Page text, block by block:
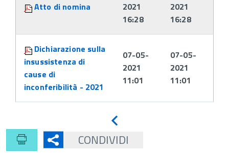
Atto di nomina
2021
16:28
2021
16:28
Dichiarazione sulla
insussistenza di
cause di
inconferibilità - 2021
07-05-
2021
11:01
07-05-
2021
11:01
CONDIVIDI